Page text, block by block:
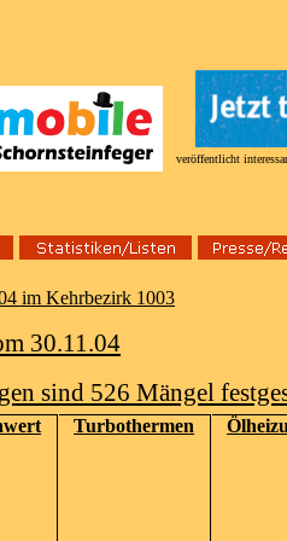
veröffentlicht
im Kehrbezirk 1003
30.11.04
sind 526 Mängel
Turbothermen